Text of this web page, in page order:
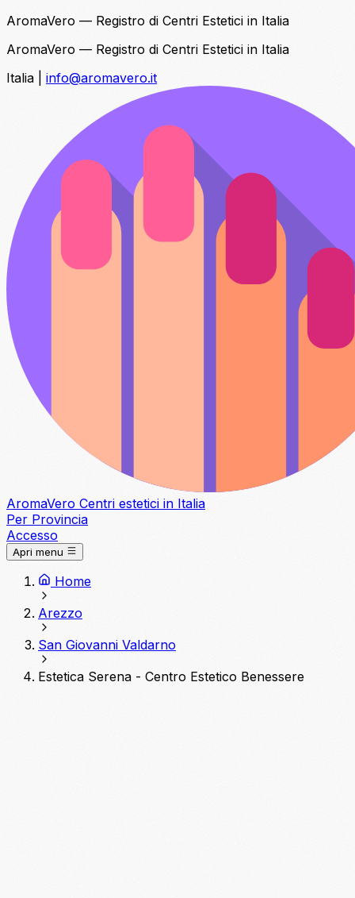
AromaVero — Registro di Centri Estetici in Italia
AromaVero — Registro di Centri Estetici in Italia
Italia
info@aromavero.it
AromaVero Centri estetici in Italia
Per Provincia
Accesso
Apri menu
Home
Arezzo
San Giovanni Valdarno
Estetica Serena - Centro Estetico Benessere